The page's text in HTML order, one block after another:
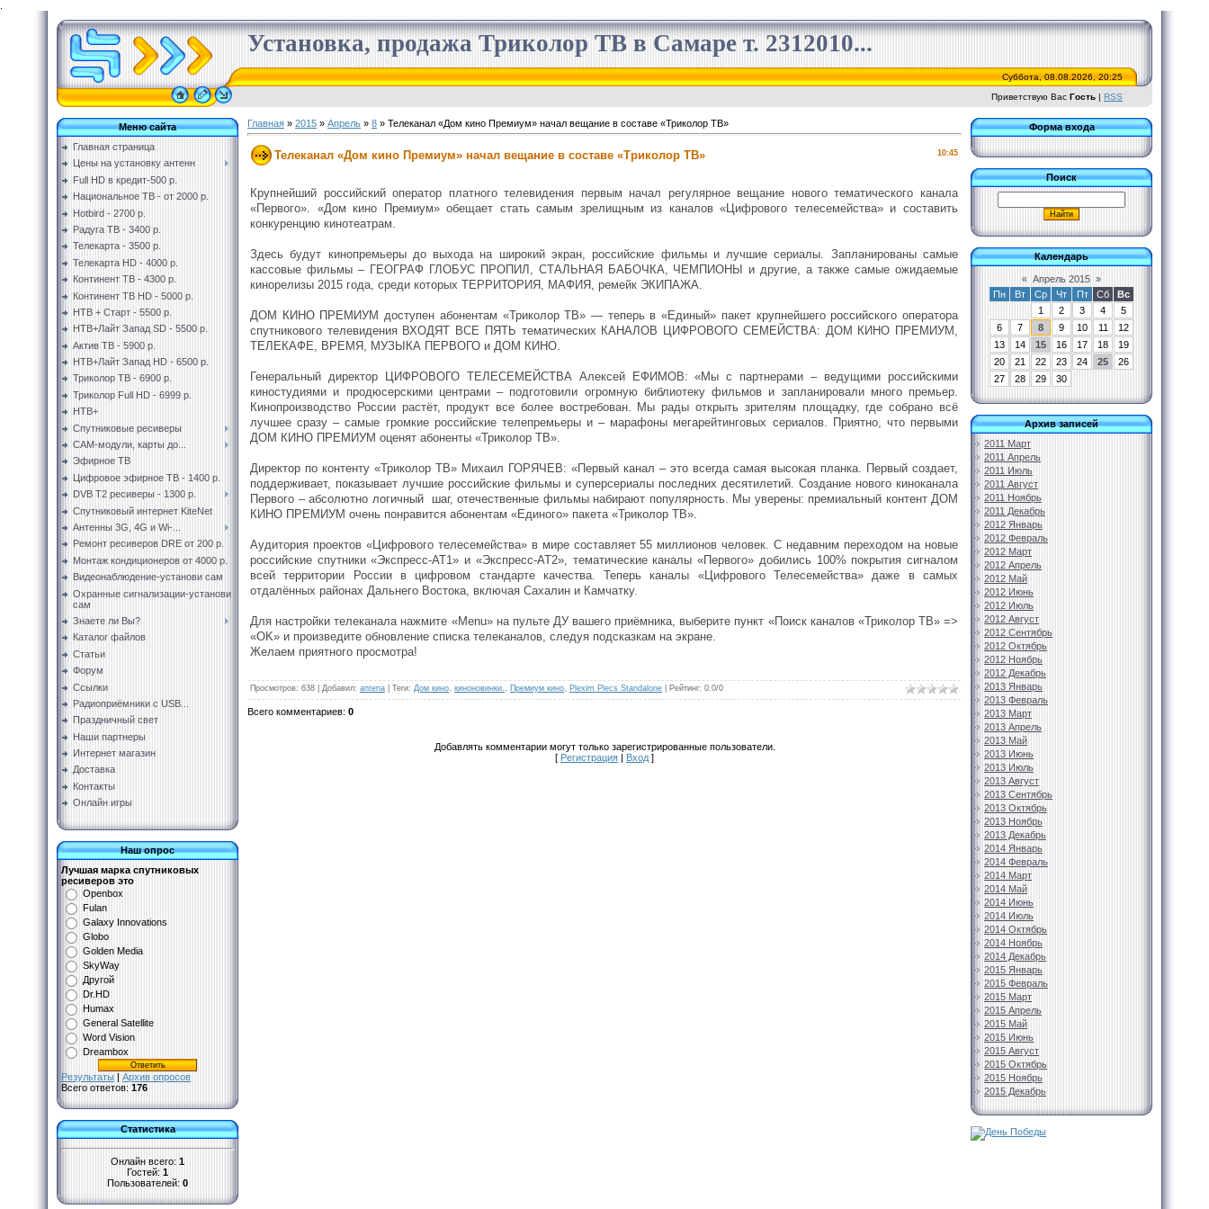
Установка, продажа Триколор ТВ в Самаре т. 2312010...
Суббота, 08.08.2026, 20:25
Приветствую Вас Гость | RSS
Меню сайта
Главная страница
Цены на установку антенн
Full HD в кредит-500 р.
Национальное ТВ - от 2000 р.
Hotbird - 2700 р.
Радуга ТВ - 3400 р.
Телекарта - 3500 р.
Телекарта HD - 4000 р.
Континент ТВ - 4300 р.
Континент ТВ HD - 5000 р.
НТВ + Старт - 5500 р.
НТВ+Лайт Запад SD - 5500 р.
Актив ТВ - 5900 р.
НТВ+Лайт Запад HD - 6500 р.
Триколор ТВ - 6900 р.
Триколор Full HD - 6999 р.
НТВ+
Спутниковые ресиверы
CAM-модули, карты до...
Эфирное ТВ
Цифровое эфирное ТВ - 1400 р.
DVB T2 ресиверы - 1300 р.
Спутниковый интернет KiteNet
Антенны 3G, 4G и Wi-...
Ремонт ресиверов DRE от 200 р.
Монтаж кондиционеров от 4000 р.
Видеонаблюдение-установи сам
Охранные сигнализации-установи
сам
Знаете ли Вы?
Каталог файлов
Статьи
Форум
Ссылки
Радиоприёмники с USB...
Праздничный свет
Наши партнеры
Интернет магазин
Доставка
Контакты
Онлайн игры
Наш опрос
Лучшая марка спутниковых
ресиверов это
Openbox
Fulan
Galaxy Innovations
Globo
Golden Media
SkyWay
Другой
Dr.HD
Humax
General Satellite
Word Vision
Dreambox
Результаты | Архив опросов
Всего ответов: 176
Статистика
Онлайн всего: 1
Гостей: 1
Пользователей: 0
Главная » 2015 » Апрель » 8 » Телеканал «Дом кино Премиум» начал вещание в составе «Триколор ТВ»
10:45
Телеканал «Дом кино Премиум» начал вещание в составе «Триколор ТВ»
Крупнейший российский оператор платного телевидения первым начал регулярное вещание нового тематического канала
«Первого». «Дом кино Премиум» обещает стать самым зрелищным из каналов «Цифрового телесемейства» и составить
конкуренцию кинотеатрам.
Здесь будут кинопремьеры до выхода на широкий экран, российские фильмы и лучшие сериалы. Запланированы самые
кассовые фильмы – ГЕОГРАФ ГЛОБУС ПРОПИЛ, СТАЛЬНАЯ БАБОЧКА, ЧЕМПИОНЫ и другие, а также самые ожидаемые
кинорелизы 2015 года, среди которых ТЕРРИТОРИЯ, МАФИЯ, ремейк ЭКИПАЖА.
ДОМ КИНО ПРЕМИУМ доступен абонентам «Триколор ТВ» — теперь в «Единый» пакет крупнейшего российского оператора
спутникового телевидения ВХОДЯТ ВСЕ ПЯТЬ тематических КАНАЛОВ ЦИФРОВОГО СЕМЕЙСТВА: ДОМ КИНО ПРЕМИУМ,
ТЕЛЕКАФЕ, ВРЕМЯ, МУЗЫКА ПЕРВОГО и ДОМ КИНО.
Генеральный директор ЦИФРОВОГО ТЕЛЕСЕМЕЙСТВА Алексей ЕФИМОВ: «Мы с партнерами – ведущими российскими
киностудиями и продюсерскими центрами – подготовили огромную библиотеку фильмов и запланировали много премьер.
Кинопроизводство России растёт, продукт все более востребован. Мы рады открыть зрителям площадку, где собрано всё
лучшее сразу – самые громкие российские телепремьеры и – марафоны мегарейтинговых сериалов. Приятно, что первыми
ДОМ КИНО ПРЕМИУМ оценят абоненты «Триколор ТВ».
Директор по контенту «Триколор ТВ» Михаил ГОРЯЧЕВ: «Первый канал – это всегда самая высокая планка. Первый создает,
поддерживает, показывает лучшие российские фильмы и суперсериалы последних десятилетий. Создание нового киноканала
Первого – абсолютно логичный шаг, отечественные фильмы набирают популярность. Мы уверены: премиальный контент ДОМ
КИНО ПРЕМИУМ очень понравится абонентам «Единого» пакета «Триколор ТВ».
Аудитория проектов «Цифрового телесемейства» в мире составляет 55 миллионов человек. С недавним переходом на новые
российские спутники «Экспресс-АТ1» и «Экспресс-АТ2», тематические каналы «Первого» добились 100% покрытия сигналом
всей территории России в цифровом стандарте качества. Теперь каналы «Цифрового Телесемейства» даже в самых
отдалённых районах Дальнего Востока, включая Сахалин и Камчатку.
Для настройки телеканала нажмите «Menu» на пульте ДУ вашего приёмника, выберите пункт «Поиск каналов «Триколор ТВ» =>
«OK» и произведите обновление списка телеканалов, следуя подсказкам на экране.
Желаем приятного просмотра!
Просмотров: 638 Добавил: antena Теги: Дом кино киноновинки. Премиум кино Plexim Plecs Standalone Рейтинг: 0.0/0
Всего комментариев: 0
Добавлять комментарии могут только зарегистрированные пользователи.
[ Регистрация | Вход ]
Форма входа
Поиск
Календарь
« Апрель 2015 »
Пн
Вт Ср Чт Пт Сб
Вс
1
2 3 4
5
6
7 8 9 10 11
12
13
14 15 16 17 18
19
20
21 22 23 24 25
26
27
28 29 30
Архив записей
2011 Март
2011 Апрель
2011 Июль
2011 Август
2011 Ноябрь
2011 Декабрь
2012 Январь
2012 Февраль
2012 Март
2012 Апрель
2012 Май
2012 Июнь
2012 Июль
2012 Август
2012 Сентябрь
2012 Октябрь
2012 Ноябрь
2012 Декабрь
2013 Январь
2013 Февраль
2013 Март
2013 Апрель
2013 Май
2013 Июнь
2013 Июль
2013 Август
2013 Сентябрь
2013 Октябрь
2013 Ноябрь
2013 Декабрь
2014 Январь
2014 Февраль
2014 Март
2014 Май
2014 Июнь
2014 Июль
2014 Октябрь
2014 Ноябрь
2014 Декабрь
2015 Январь
2015 Февраль
2015 Март
2015 Апрель
2015 Май
2015 Июнь
2015 Август
2015 Октябрь
2015 Ноябрь
2015 Декабрь